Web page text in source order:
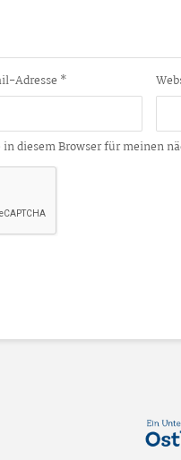
Adresse *
diesem Browser für meinen